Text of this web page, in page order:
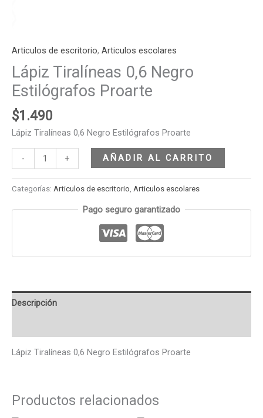
Articulos de escritorio, Articulos escolares
Lápiz Tiralíneas 0,6 Negro
Estilógrafos Proarte
$1.490
Lápiz Tiralíneas 0,6 Negro Estilógrafos Proarte
- + AÑADIR AL CARRITO
Categorías: Articulos de escritorio, Articulos escolares
Pago seguro garantizado
Descripción
Lápiz Tiralíneas 0,6 Negro Estilógrafos Proarte
Productos relacionados